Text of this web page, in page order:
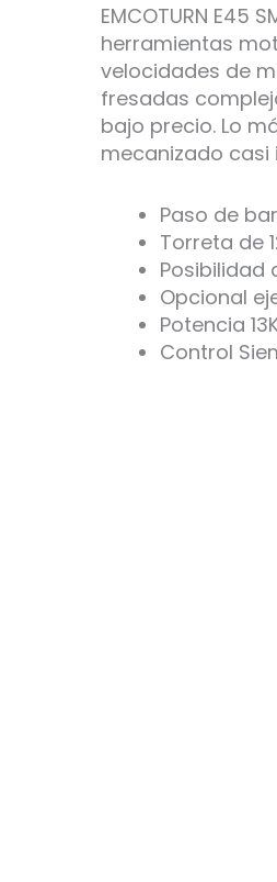
EMCOTURN
herramientas
velocidades de
fresadas
bajo precio. Lo
mecanizado casi
Paso de
Torreta de
Posibilidad
Opcional
Potencia
Control